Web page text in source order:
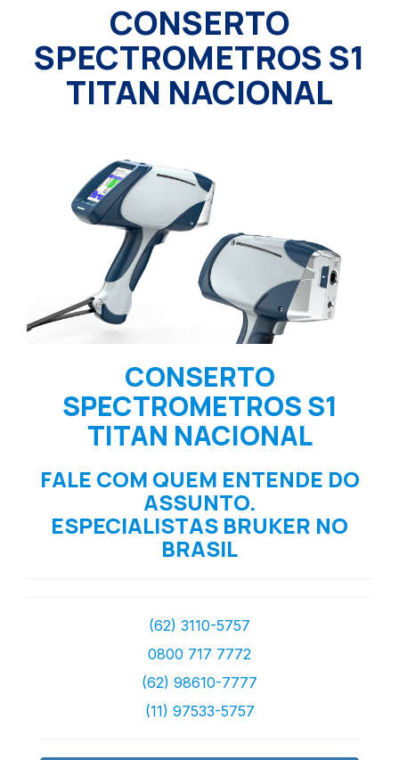
CONSERTO
SPECTROMETROS S1
TITAN NACIONAL
CONSERTO
SPECTROMETROS S1
TITAN NACIONAL
FALE COM QUEM ENTENDE DO
ASSUNTO.
ESPECIALISTAS BRUKER NO
BRASIL
(62) 3110-5757
0800 717 7772
(62) 98610-7777
(11) 97533-5757